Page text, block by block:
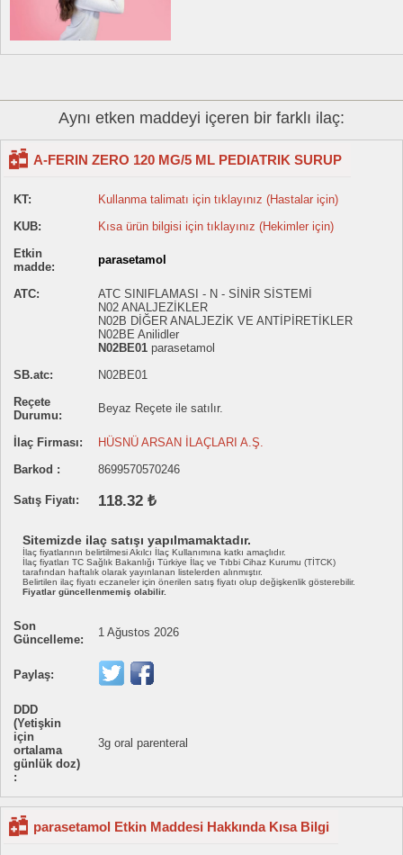
Aynı etken maddeyi içeren bir farklı ilaç:
A-FERIN ZERO 120 MG/5 ML PEDIATRIK SURUP
KT:
Kullanma talimatı için tıklayınız (Hastalar için)
KUB:
Kısa ürün bilgisi için tıklayınız (Hekimler için)
Etkin
madde:
parasetamol
ATC:
ATC SINIFLAMASI - N - SİNİR SİSTEMİ
N02 ANALJEZİKLER
N02B DİĞER ANALJEZİK VE ANTİPİRETİKLER
N02BE Anilidler
N02BE01 parasetamol
SB.atc:
N02BE01
Reçete
Durumu:
Beyaz Reçete ile satılır.
İlaç Firması:
HÜSNÜ ARSAN İLAÇLARI A.Ş.
Barkod :
8699570570246
Satış Fiyatı: 118.32 ₺
Sitemizde ilaç satışı yapılmamaktadır.
İlaç fiyatlarının belirtilmesi Akılcı İlaç Kullanımına katkı amaçlıdır.
İlaç fiyatları TC Sağlık Bakanlığı Türkiye İlaç ve Tıbbi Cihaz Kurumu (TİTCK)
tarafından haftalık olarak yayınlanan listelerden alınmıştır.
Belirtilen ilaç fiyatı eczaneler için önerilen satış fiyatı olup değişkenlik gösterebilir.
Fiyatlar güncellenmemiş olabilir.
Son
Güncelleme:
1 Ağustos 2026
Paylaş:
DDD
(Yetişkin
için
ortalama
günlük doz)
:
3g oral parenteral
parasetamol Etkin Maddesi Hakkında Kısa Bilgi